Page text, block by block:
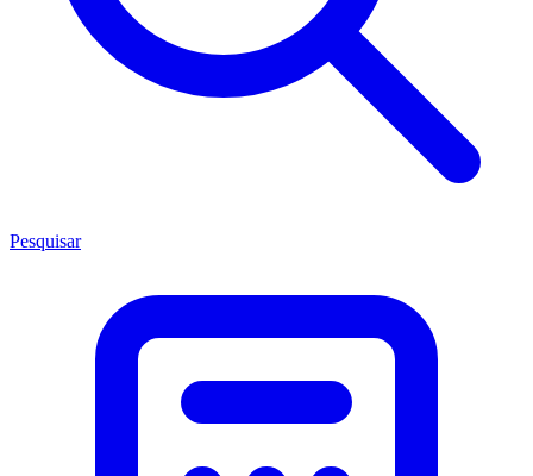
Pesquisar